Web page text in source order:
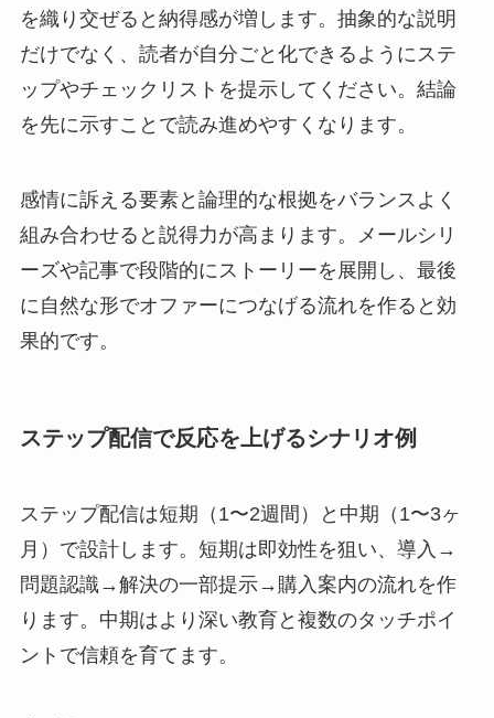
を織り交ぜると納得感が増します。抽象的な説明
だけでなく、読者が自分ごと化できるようにステ
ップやチェックリストを提示してください。結論
を先に示すことで読み進めやすくなります。
感情に訴える要素と論理的な根拠をバランスよく
組み合わせると説得力が高まります。メールシリ
ーズや記事で段階的にストーリーを展開し、最後
に自然な形でオファーにつなげる流れを作ると効
果的です。
ステップ配信で反応を上げるシナリオ例
ステップ配信は短期（1〜2週間）と中期（1〜3ヶ
月）で設計します。短期は即効性を狙い、導入→
問題認識→解決の一部提示→購入案内の流れを作
ります。中期はより深い教育と複数のタッチポイ
ントで信頼を育てます。